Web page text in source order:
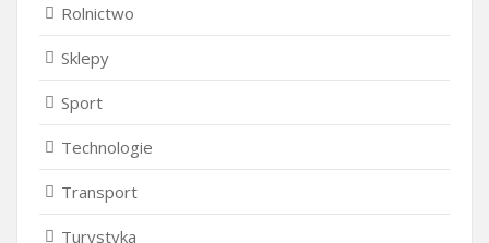
Rolnictwo
Sklepy
Sport
Technologie
Transport
Turystyka